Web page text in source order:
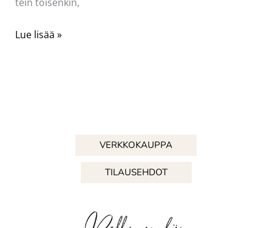
Mervin
Lue lisää »
VERKKOKAUPPA
TILAUSEHDOT